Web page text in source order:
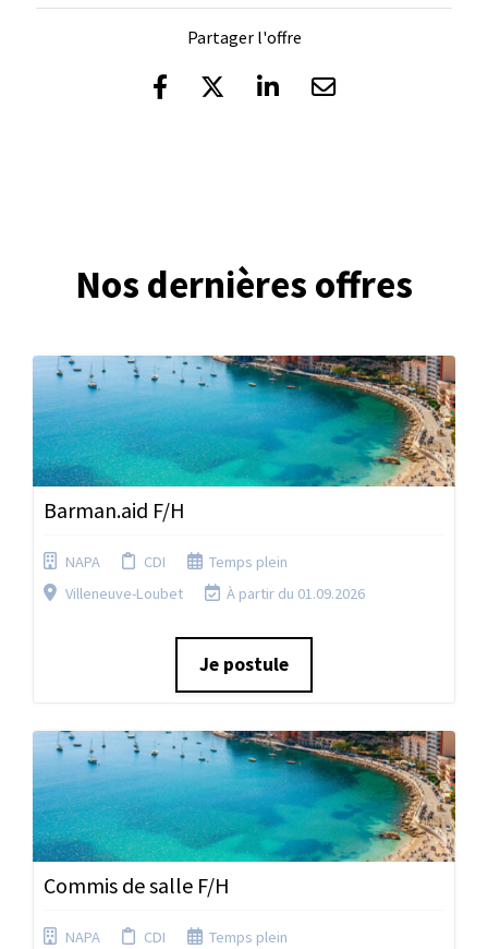
Partager l'offre
Nos dernières offres
Barman.aid F/H
NAPA CDI
Temps plein
Villeneuve-Loubet
À partir du 01.09.2026
Je postule
Commis de salle F/H
NAPA CDI
Temps plein